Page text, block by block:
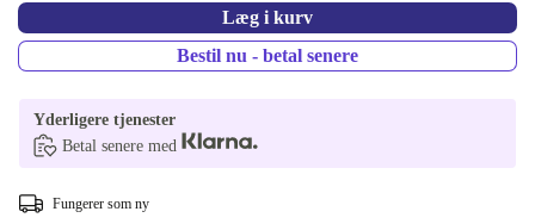
Læg i kurv
Bestil nu - betal senere
Yderligere tjenester
Betal senere med
Fungerer som ny